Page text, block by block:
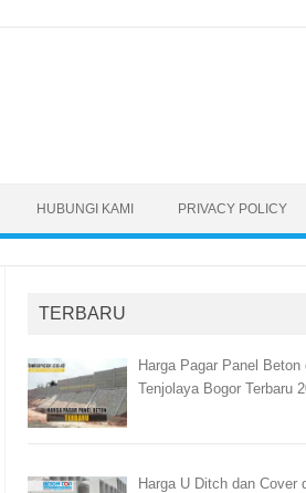
HUBUNGI KAMI PRIVACY POLICY
TERBARU
Harga Pagar Panel Beton
Tenjolaya Bogor Terbaru
Harga U Ditch dan Cover